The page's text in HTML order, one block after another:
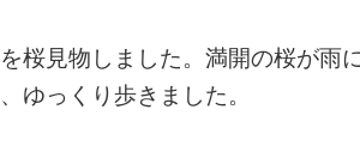
桜見物しました。満開の桜が雨
ゆっくり歩きました。